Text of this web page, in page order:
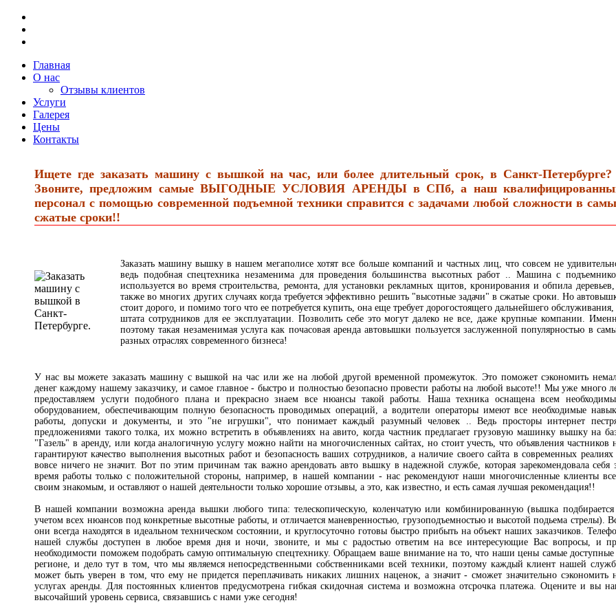
Главная
О нас
Отзывы клиентов
Услуги
Галерея
Цены
Контакты
Ищете где заказать машину с вышкой на час, или более длительный срок, в Санкт-
Звоните, предложим самые ВЫГОДНЫЕ УСЛОВИЯ АРЕНДЫ в СПб, а наш
персонал с помощью современной подъемной техники справится с задачами любой сложности в
сжатые сроки!!
Заказать машину вышку в нашем мегаполисе хотят все больше компаний и частных лиц, что совсем не
ведь подобная спецтехника незаменима для проведения большинства высотных работ .. Машина с
используется во время строительства, ремонта, для установки рекламных щитов, кронирования и обпила
также во многих других случаях когда требуется эффективно решить "высотные задачи" в сжатые сроки. Но
стоит дорого, и помимо того что ее потребуется купить, она еще требует дорогостоящего дальнейшего обслуживания,
штата сотрудников для ее эксплуатации. Позволить себе это могут далеко не все, даже крупные компании.
поэтому такая незаменимая услуга как почасовая аренда автовышки пользуется заслуженной популярностью в
разных отраслях современного бизнеса!
У нас вы можете заказать машину с вышкой на час или же на любой другой временной промежуток. Это поможет сэкономить
денег каждому нашему заказчику, и самое главное - быстро и полностью безопасно провести работы на любой высоте!! Мы уже много
предоставляем услуги подобного плана и прекрасно знаем все нюансы такой работы. Наша техника оснащена всем
оборудованием, обеспечивающим полную безопасность проводимых операций, а водители операторы имеют все необходимые
работы, допуски и документы, и это "не игрушки", что понимает каждый разумный человек .. Ведь просторы интернет
предложениями такого толка, их можно встретить в объявлениях на авито, когда частник предлагает грузовую машинку вышку на
"Газель" в аренду, или когда аналогичную услугу можно найти на многочисленных сайтах, но стоит учесть, что объявления частников
гарантируют качество выполнения высотных работ и безопасность ваших сотрудников, а наличие своего сайта в современных реалиях
вовсе ничего не значит. Вот по этим причинам так важно арендовать авто вышку в надежной службе, которая зарекомендовала себя
время работы только с положительной стороны, например, в нашей компании - нас рекомендуют наши многочисленные клиенты
своим знакомым, и оставляют о нашей деятельности только хорошие отзывы, а это, как известно, и есть самая лучшая рекомендация!!
В нашей компании возможна аренда вышки любого типа: телескопическую, коленчатую или комбинированную (вышка подбирается
учетом всех нюансов под конкретные высотные работы, и отличается маневренностью, грузоподъемностью и высотой подьема стрелы).
они всегда находятся в идеальном техническом состоянии, и круглосуточно готовы быстро прибыть на объект наших заказчиков.
нашей службы доступен в любое время дня и ночи, звоните, и мы с радостью ответим на все интересующие Вас вопросы, и
необходимости поможем подобрать самую оптимальную спецтехнику. Обращаем ваше внимание на то, что наши цены самые доступные
регионе, и дело тут в том, что мы являемся непосредственными собственниками всей техники, поэтому каждый клиент нашей
может быть уверен в том, что ему не придется переплачивать никаких лишних наценок, а значит - сможет значительно сэкономить
услугах аренды. Для постоянных клиентов предусмотрена гибкая скидочная система и возможна отсрочка платежа. Оцените и вы
высочайший уровень сервиса, связавшись с нами уже сегодня!